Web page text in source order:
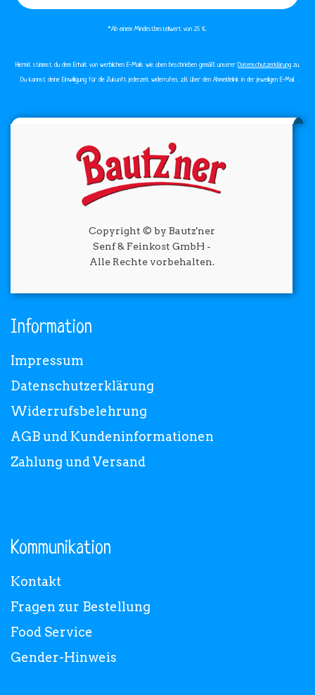
*Ab einem Mindestbestellwert von 25 €.​
Hiermit stimmst du dem Erhalt von werblichen E-Mails wie oben beschrieben gemäß unsererDatenschutzerklärung zu.
Du kannst deine Einwilligung für die Zukunft jederzeit widerrufen, z.B. über den Abmeldelink in der jeweiligen E-Mail.
Information
Impressum
Datenschutzerklärung
Widerrufsbelehrung
AGB und Kundeninformationen
Zahlung und Versand
Kommunikation
Kontakt
Fragen zur Bestellung
Food Service
Gender-Hinweis
Copyright © by Bautz'ner
Senf & Feinkost GmbH -
Alle Rechte vorbehalten.